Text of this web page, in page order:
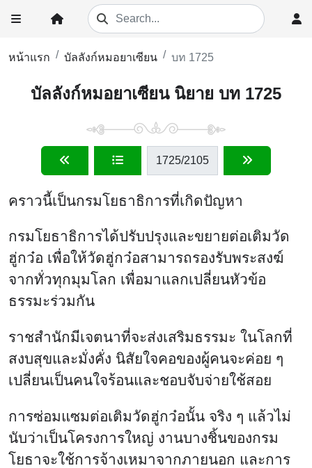
หน้าแรก บัลลังก์หมอยาเซียน บท 1725
บัลลังก์หมอยาเซียน นิยาย บท 1725
1725/2105
คราวนี้เป็นกรมโยธาธิการที่เกิดปัญหา
กรมโยธาธิการได้ปรับปรุงและขยายต่อเติมวัด
ฮู่กว๋อ เพื่อให้วัดฮู่กว๋อสามารถรองรับพระสงฆ์
จากทั่วทุกมุมโลก เพื่อมาแลกเปลี่ยนหัวข้อ
ธรรมะร่วมกัน
ราชสำนักมีเจตนาที่จะส่งเสริมธรรมะ ในโลกที่
สงบสุขและมั่งคั่ง นิสัยใจคอของผู้คนจะค่อย ๆ
เปลี่ยนเป็นคนใจร้อนและชอบจับจ่ายใช้สอย
การซ่อมแซมต่อเติมวัดฮู่กว๋อนั้น จริง ๆ แล้วไม่
นับว่าเป็นโครงการใหญ่ งานบางชิ้นของกรม
โยธาจะใช้การจ้างเหมาจากภายนอก และการ